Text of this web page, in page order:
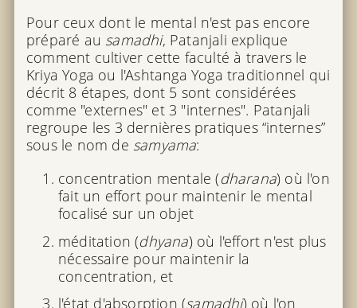
Pour ceux dont le mental n'est pas encore
préparé au samadhi, Patanjali explique
comment cultiver cette faculté à travers le
Kriya Yoga ou l'Ashtanga Yoga traditionnel qui
décrit 8 étapes, dont 5 sont considérées
comme "externes" et 3 "internes". Patanjali
regroupe les 3 dernières pratiques “internes”
sous le nom de samyama:
concentration mentale (dharana) où l'on
fait un effort pour maintenir le mental
focalisé sur un objet
méditation (dhyana) où l'effort n'est plus
nécessaire pour maintenir la
concentration, et
l'état d'absorption (samadhi) où l'on